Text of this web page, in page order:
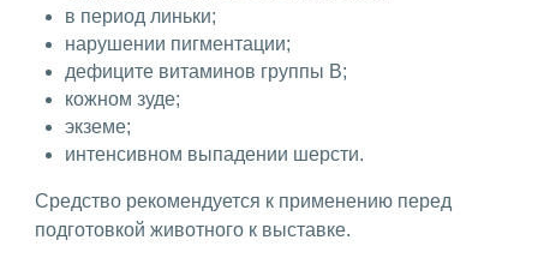
в период линьки;
нарушении пигментации;
дефиците витаминов группы B;
кожном зуде;
экземе;
интенсивном выпадении шерсти.
Средство рекомендуется к применению перед
подготовкой животного к выставке.